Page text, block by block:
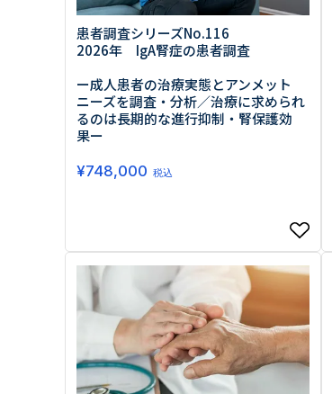
患者調査シリーズNo.116
2026年 IgA腎症の患者調査
ー成人患者の治療実態とアンメット
ニーズを調査・分析／治療に求められ
るのは長期的な進行抑制・腎保護効
果ー
¥748,000 税込